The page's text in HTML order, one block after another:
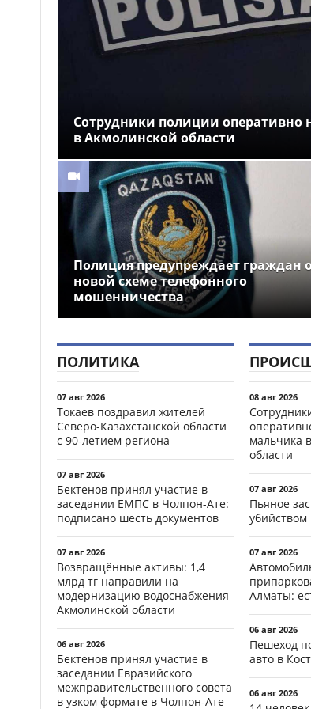
Разработку проекта
Плана по автоматизации учета
08:51
«Закон и порядок»: как
защититься от мошенников,
Comic Con Astana 2026
08:30
Более 100 объектов
планируется построить в
Алматинской области в этом
Сотрудники полиции
в Акмолинской области
Полиция предупреждает граждан
новой схеме телефонного
мошенничества
ПОЛИТИКА
07 авг 2026
Токаев поздравил жителей
Северо-Казахстанской области
с 90-летием региона
07 авг 2026
Бектенов принял участие в
заседании ЕМПС в Чолпон-Ате:
подписано шесть документов
07 авг 2026
Возвращённые активы: 1,4
млрд тг направили на
модернизацию водоснабжения
Акмолинской области
06 авг 2026
Бектенов принял участие в
заседании Евразийского
межправительственного совета
в узком формате в Чолпон-Ате
08 авг 2026
мальчика
области
07 авг 2026
Пьяное
убийством
07 авг 2026
Алматы:
06 авг 2026
Пешеход
авто в
06 авг 2026